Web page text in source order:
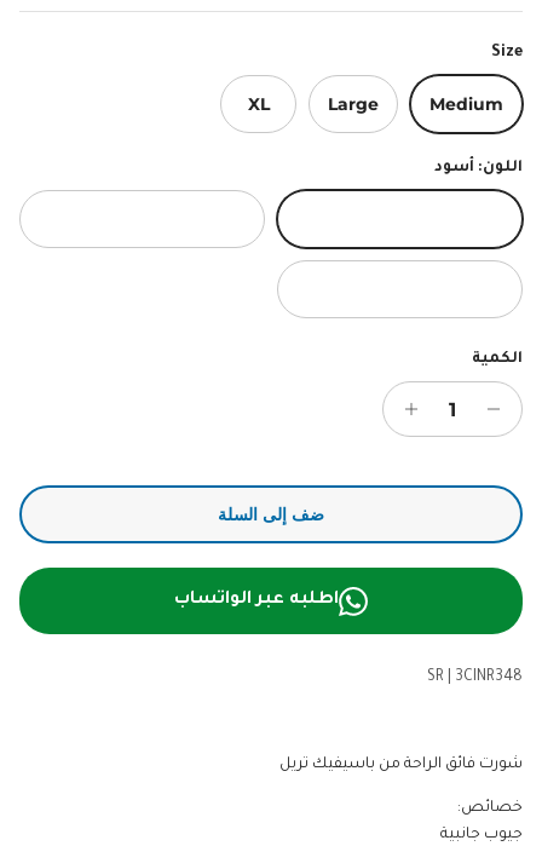
Size
Medium
Large
XL
اللون: أسود
الكمية
ضف إلى السلة
اطلبه عبر الواتساب
SR 3CINR348
شورت فائق الراحة من باسيفيك تريل
خصائص:
جيوب جانبية